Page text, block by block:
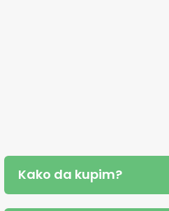
Kako da kupim?